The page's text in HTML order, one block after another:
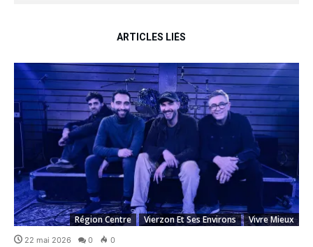
ARTICLES LIÉS
Région Centre Vierzon Et Ses Environs Vivre Mieux
22 mai 2026 0 0